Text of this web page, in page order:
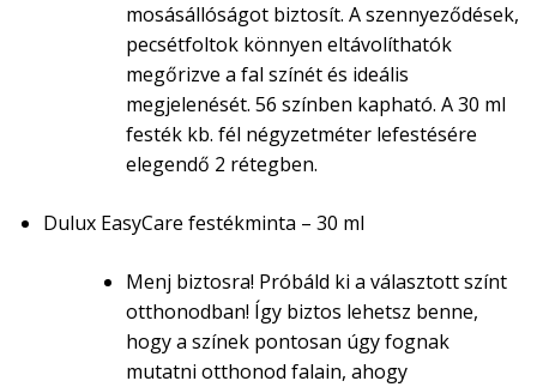
mosásállóságot biztosít. A szennyeződések,
pecsétfoltok könnyen eltávolíthatók
megőrizve a fal színét és ideális
megjelenését. 56 színben kapható. A 30 ml
festék kb. fél négyzetméter lefestésére
elegendő 2 rétegben.
Dulux EasyCare festékminta – 30 ml
Menj biztosra! Próbáld ki a választott színt
otthonodban! Így biztos lehetsz benne,
hogy a színek pontosan úgy fognak
mutatni otthonod falain, ahogy